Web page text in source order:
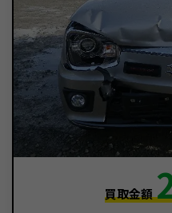
買取金額